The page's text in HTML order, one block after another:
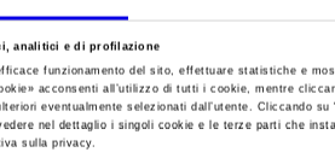
analitici e di profilazione
funzionamento del sito, effettuare statistiche e
» acconsenti all’utilizzo di tutti i cookie, mentre
eventualmente selezionati dall’utente. Cliccando su
nel dettaglio i singoli cookie e le terze parti che
sulla privacy.
Mostra convegno
Data